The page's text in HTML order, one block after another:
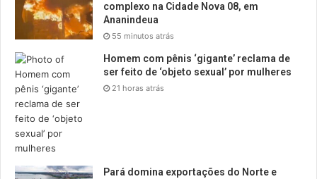
complexo na Cidade Nova 08, em
Ananindeua
55 minutos atrás
Homem com pênis ‘gigante’ reclama de
ser feito de ‘objeto sexual’ por mulheres
21 horas atrás
Pará domina exportações do Norte e